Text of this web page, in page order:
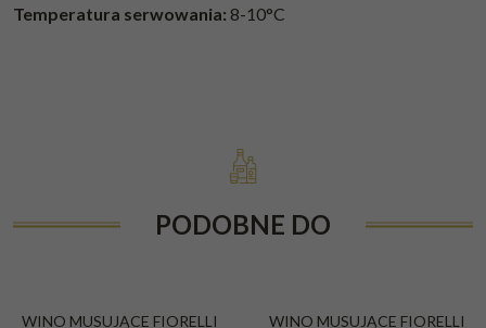
Temperatura serwowania: 8-10°C
PODOBNE DO
WINO MUSUJĄCE FIORELLI
WINO MUSUJĄCE FIORELLI